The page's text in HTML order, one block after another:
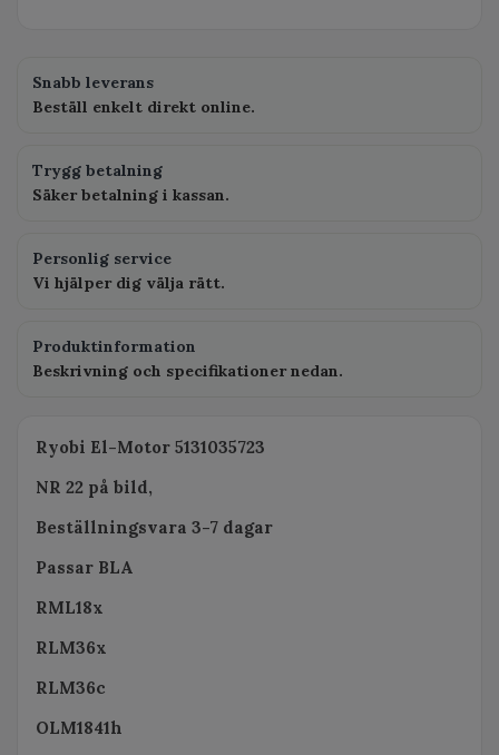
Snabb leverans
Beställ enkelt direkt online.
Trygg betalning
Säker betalning i kassan.
Personlig service
Vi hjälper dig välja rätt.
Produktinformation
Beskrivning och specifikationer nedan.
Ryobi El-Motor 5131035723
NR 22 på bild,
Beställningsvara 3-7 dagar
Passar BLA
RML18x
RLM36x
RLM36c
OLM1841h